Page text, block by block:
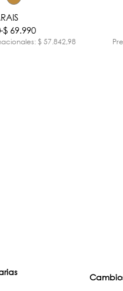
$ 69.990
$ 57.842,98